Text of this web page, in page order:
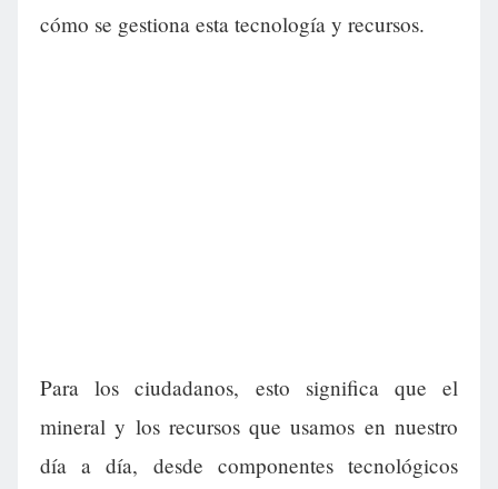
cómo se gestiona esta tecnología y recursos.
Para los ciudadanos, esto significa que el
mineral y los recursos que usamos en nuestro
día a día, desde componentes tecnológicos